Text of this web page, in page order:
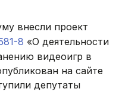
внесли проект
8 «О деятельности
видеоигр в
на сайте
депутаты